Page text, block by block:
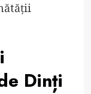
Dinți